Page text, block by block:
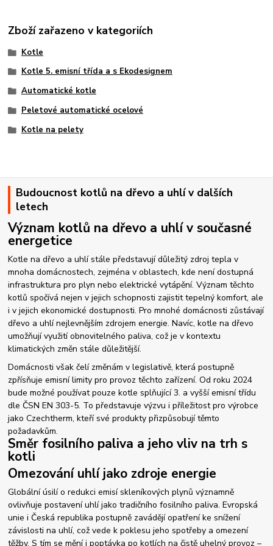
Zboží zařazeno v kategoriích
Kotle
Kotle 5. emisní třída a s Ekodesignem
Automatické kotle
Peletové automatické ocelové
Kotle na pelety
Budoucnost kotlů na dřevo a uhlí v dalších
letech
Význam kotlů na dřevo a uhlí v současné
energetice
Kotle na dřevo a uhlí stále představují důležitý zdroj tepla v
mnoha domácnostech, zejména v oblastech, kde není dostupná
infrastruktura pro plyn nebo elektrické vytápění. Význam těchto
kotlů spočívá nejen v jejich schopnosti zajistit tepelný komfort, ale
i v jejich ekonomické dostupnosti. Pro mnohé domácnosti zůstávají
dřevo a uhlí nejlevnějším zdrojem energie. Navíc, kotle na dřevo
umožňují využití obnovitelného paliva, což je v kontextu
klimatických změn stále důležitější.
Domácnosti však čelí změnám v legislativě, která postupně
zpřísňuje emisní limity pro provoz těchto zařízení. Od roku 2024
bude možné používat pouze kotle splňující 3. a vyšší emisní třídu
dle ČSN EN 303-5. To představuje výzvu i příležitost pro výrobce
jako Czechtherm, kteří své produkty přizpůsobují těmto
požadavkům.
Směr fosilního paliva a jeho vliv na trh s
kotli
Omezování uhlí jako zdroje energie
Globální úsilí o redukci emisí skleníkových plynů významně
ovlivňuje postavení uhlí jako tradičního fosilního paliva. Evropská
unie i Česká republika postupně zavádějí opatření ke snížení
závislosti na uhlí, což vede k poklesu jeho spotřeby a omezení
těžby. S tím se mění i poptávka po kotlích na čistě uhelný provoz –